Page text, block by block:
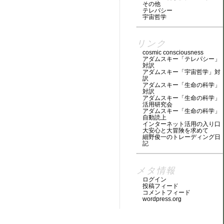
その他
テレパシー
宇宙哲学
リンク
cosmic consciousness
アダムスキー「テレパシー」
対訳
アダムスキー「宇宙哲学」対
訳
アダムスキー「生命の科学」
対訳
アダムスキー「生命の科学」
活用研究会
アダムスキー「生命の科学」
自動読上
インターネット活用の入り口
大安心と大冒険を求めて
細野俊一のトレーディング日
記
メタ情報
ログイン
投稿フィード
コメントフィード
wordpress.org